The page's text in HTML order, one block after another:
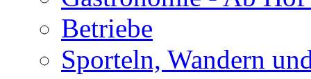
Betriebe
Sporteln, Wandern